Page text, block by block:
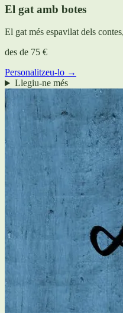
El gat amb botes
El gat més espavilat dels
des de 75 €
Personalitzeu-lo →
Llegiu-ne més